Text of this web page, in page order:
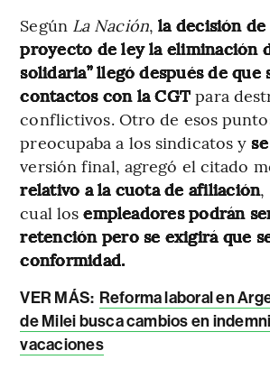
SegúnLa Nación,la decisión
proyecto de ley la eliminación
solidaria” llegó después de que
contactos con la CGT para
conflictivos. Otro de esos
preocupaba a los sindicatos y
versión final, agregó el citado
relativo a la cuota de afiliación,
cual losempleadores podrán
retención pero se exigirá que
conformidad.
VER MÁS: Reforma laboral en
de Milei busca cambios en
vacaciones